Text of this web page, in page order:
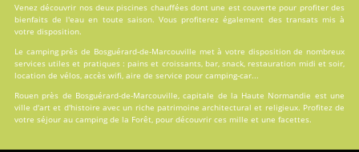
Venez découvrir nos deux piscines chauffées dont une est couverte pour profiter des
bienfaits de l'eau en toute saison. Vous profiterez également des transats mis à
votre disposition.
Le camping près de Bosguérard-de-Marcouville met à votre disposition de nombreux
services utiles et pratiques : pains et croissants, bar, snack, restauration midi et soir,
location de vélos, accès wifi, aire de service pour camping-car...
Rouen près de Bosguérard-de-Marcouville, capitale de la Haute Normandie est une
ville d'art et d'histoire avec un riche patrimoine architectural et religieux. Profitez de
votre séjour au camping de la Forêt, pour découvrir ces mille et une facettes.